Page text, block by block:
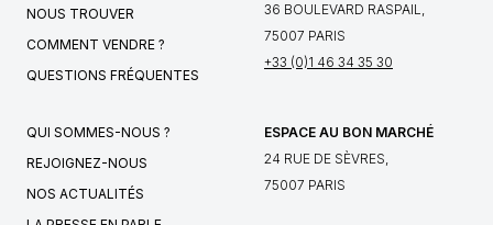
NOUS TROUVER
COMMENT VENDRE ?
QUESTIONS FRÉQUENTES
36 BOULEVARD RASPAIL,
75007 PARIS
+33 (0)1 46 34 35 30
QUI SOMMES-NOUS ?
REJOIGNEZ-NOUS
NOS ACTUALITÉS
ESPACE AU BON MARCHÉ
24 RUE DE SÈVRES,
75007 PARIS